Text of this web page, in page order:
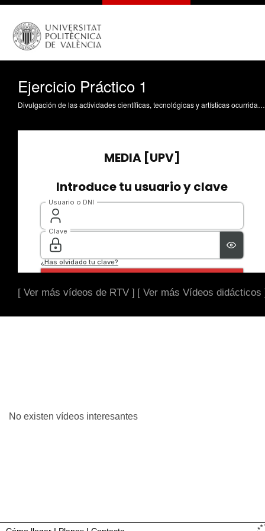
Ejercicio Práctico 1
Divulgación de las actividades científicas, tecnológicas y artísticas ocurridas en los tres campus de la UPV
[ Ver más vídeos de RTV ] [ Ver más Vídeos didácticos
No existen vídeos interesantes